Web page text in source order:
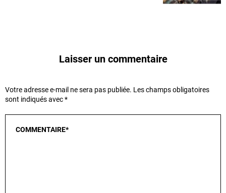
Laisser un commentaire
Votre adresse e-mail ne sera pas publiée. Les champs obligatoires
sont indiqués avec*